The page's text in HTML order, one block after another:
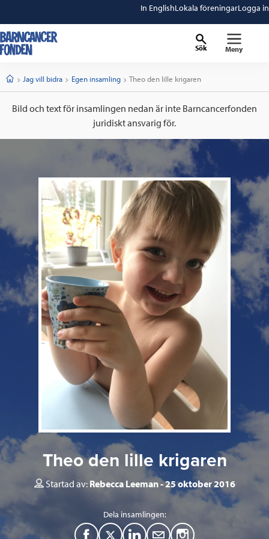
In EnglishLokala föreningarLogga in
Sök Meny
StartJag vill bidra Egen insamling Current:
Theo den lille krigaren
Bild och text för insamlingen nedan är inte Barncancerfonden
juridiskt ansvarig för.
Theo den lille krigaren
Startad av: Rebecca Leeman 25 oktober 2016
Dela insamlingen:
F
T
L
M